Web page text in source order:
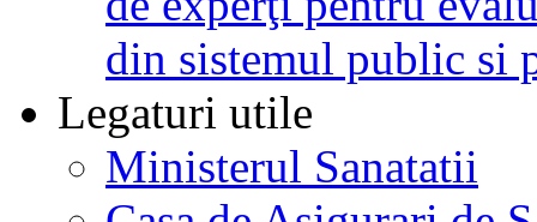
din sistemul public si
Legaturi utile
Ministerul Sanatatii